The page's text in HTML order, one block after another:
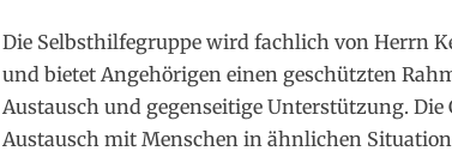
Die Selbsthilfegruppe wird fachlich von Herrn
und bietet Angehörigen einen geschützten
Austausch und gegenseitige Unterstützung. Die
Austausch mit Menschen in ähnlichen